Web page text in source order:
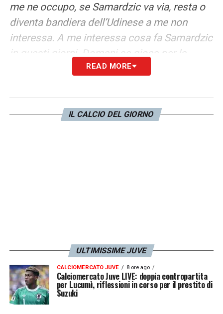
me ne occupo, se Samardzic va via, resta o
diventa bandiera dell’Udinese a me non
interessa. A me interessa cosa fa Samardzic
in questi giorni. Domani se gioca per la
squadra, lui deve fare quello che fanno tutti
fortissimo senza palla. Fatto questo ha tutti i
mezzi per essere trascinatore, se non lo fa la
READ MORE
IL CALCIO DEL GIORNO
ULTIMISSIME JUVE
CALCIOMERCATO JUVE 8 ore ago
Calciomercato Juve LIVE: doppia contropartita
per Lucumì, riflessioni in corso per il prestito di
Suzuki